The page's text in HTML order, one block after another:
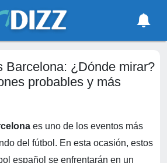
Barcelona: ¿Dónde mirar?
probables y más
es uno de los eventos más
del fútbol. En esta ocasión, estos
español se enfrentarán en un